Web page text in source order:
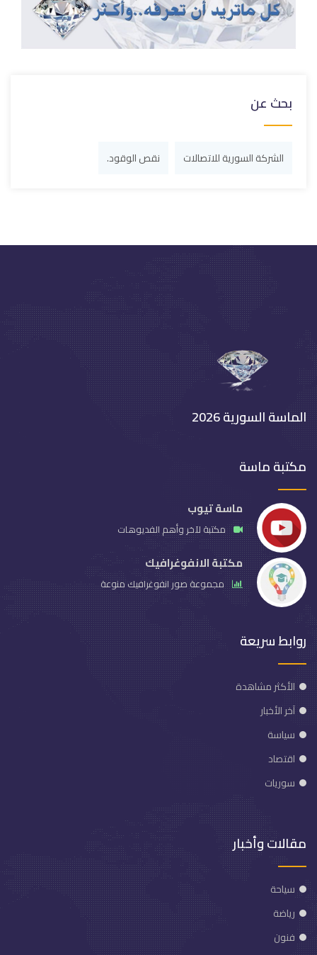
بحث عن
الشركة السورية للاتصالات نقص الوقود.
الماسة السورية 2026
مكتبة ماسة
ماسة تيوب
مكتبة لآخر وأهم الفديوهات
مكتبة الانفوغرافيك
مجموعة صور انفوغرافيك منوعة
روابط سريعة
الأكثر مشاهدة
آخر الأخبار
سياسة
اقتصاد
سوريات
مقالات وأخبار
سياحة
رياضة
فنون